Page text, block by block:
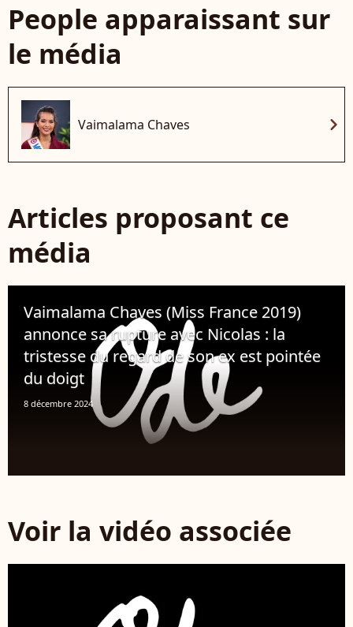
People apparaissant sur
le média
Vaimalama Chaves chevron_right
Articles proposant ce
média
Vaimalama Chaves (Miss France 2019)
annonce sa rupture avec Nicolas : la
tristesse du regard de son ex est pointée
du doigt
8 décembre 2024
Voir la vidéo associée